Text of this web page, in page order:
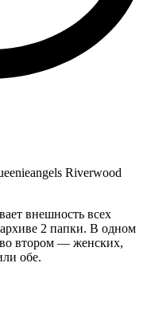
внешность всех
2 папки. В одном
втором — женских,
обе.